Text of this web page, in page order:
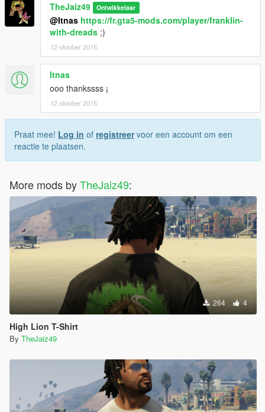
TheJaiz49 Ontwikkelaar
@Itnas https://fr.gta5-mods.com/player/franklin-
with-dreads ;)
12 oktober 2015
Itnas
ooo thankssss ¡
12 oktober 2015
Praat mee! Log in of registreervoor een account om een
reactie te plaatsen.
More mods byTheJaiz49:
264 4
High Lion T-Shirt
By TheJaiz49